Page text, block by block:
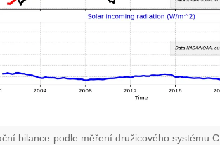
bilance podle měření družicového systému